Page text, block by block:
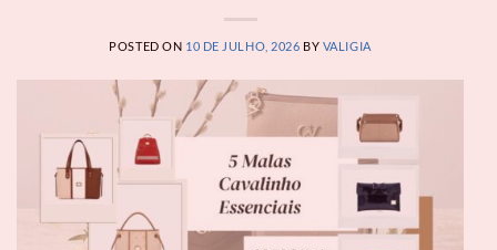
POSTED ON 10 DE JULHO, 2026 BY VALIGIA